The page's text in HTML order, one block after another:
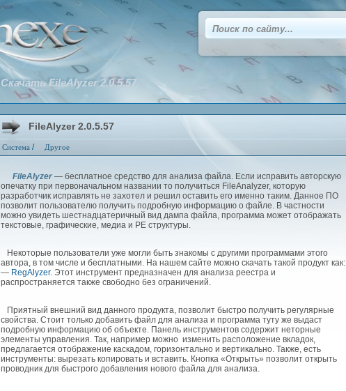
FileAlyzer 2.0.5.57
Система / Другое
Скачать FileAlyzer 2.0.5.57
FileAlyzer — бесплатное средство для анализа файла. Если исправить авторскую
опечатку при первоначальном названии то получиться FileAnalyzer, которую
разработчик исправлять не захотел и решил оставить его именно таким. Данное ПО
позволит пользователю получить подробную информацию о файле. В частности
можно увидеть шестнадцатеричный вид дампа файла, программа может отображать
текстовые, графические, медиа и PE структуры.
Некоторые пользователи уже могли быть знакомы с другими программами этого
автора, в том числе и бесплатными. На нашем сайте можно скачать такой продукт как:
— RegAlyzer. Этот инструмент предназначен для анализа реестра и
распространяется также свободно без ограничений.
Приятный внешний вид данного продукта, позволит быстро получить регулярные
свойства. Стоит только добавить файл для анализа и программа туту же выдаст
подробную информацию об объекте. Панель инструментов содержит неторные
элементы управления. Так, например можно изменить расположение вкладок,
предлагается отображение каскадом, горизонтально и вертикально. Также, есть
инструменты: вырезать копировать и вставить. Кнопка «Открыть» позволит открыть
проводник для быстрого добавления нового файла для анализа.